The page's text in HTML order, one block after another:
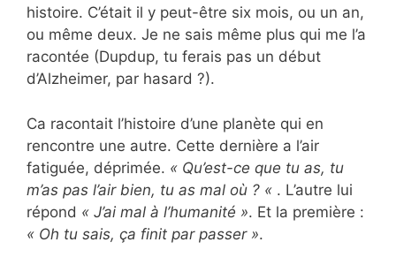
histoire. C’était il y peut-être six mois, ou un an,
ou même deux. Je ne sais même plus qui me l’a
racontée (Dupdup, tu ferais pas un début
d’Alzheimer, par hasard ?).
Ca racontait l’histoire d’une planète qui en
rencontre une autre. Cette dernière a l’air
fatiguée, déprimée. « Qu’est-ce que tu as, tu
m’as pas l’air bien, tu as mal où ? « . L’autre lui
répond « J’ai mal à l’humanité ». Et la première :
« Oh tu sais, ça finit par passer ».